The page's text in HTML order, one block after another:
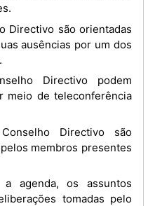
ausências por um dos
meio de teleconferência
membros presentes
tomadas pelo